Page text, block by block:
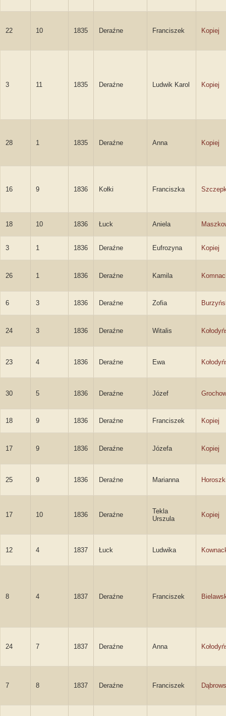
22 10 1835 Deraźne Franciszek Kopiej
3 11 1835 Deraźne Ludwik Karol Kopiej
28 1 1835 Deraźne Anna Kopiej
16 9 1836 Kołki Franciszka
18 10 1836 Łuck Aniela
3 1 1836 Deraźne Eufrozyna Kopiej
26 1 1836 Deraźne Kamila
6 3 1836 Deraźne Zofia
24 3 1836 Deraźne Witalis
23 4 1836 Deraźne Ewa
30 5 1836 Deraźne Józef
18 9 1836 Deraźne Franciszek Kopiej
17 9 1836 Deraźne Józefa Kopiej
25 9 1836 Deraźne Marianna
17 10 1836 Deraźne
Tekla
Urszula
Kopiej
12 4 1837 Łuck Ludwika
8 4 1837 Deraźne Franciszek
24 7 1837 Deraźne Anna
7 8 1837 Deraźne Franciszek